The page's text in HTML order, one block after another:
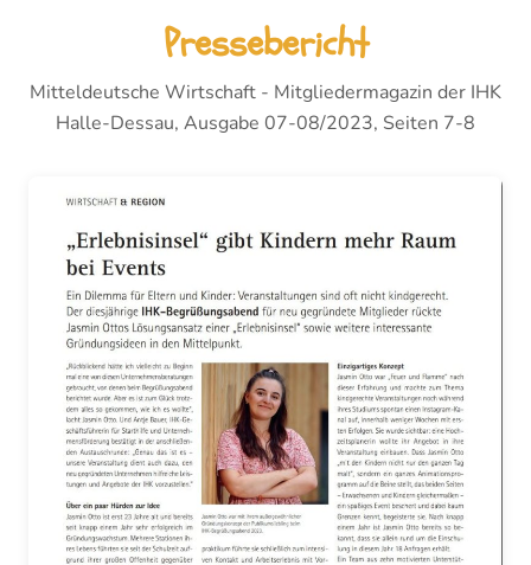
Pressebericht
Mitteldeutsche Wirtschaft - Mitgliedermagazin der IHK
Halle-Dessau, Ausgabe 07-08/2023, Seiten 7-8